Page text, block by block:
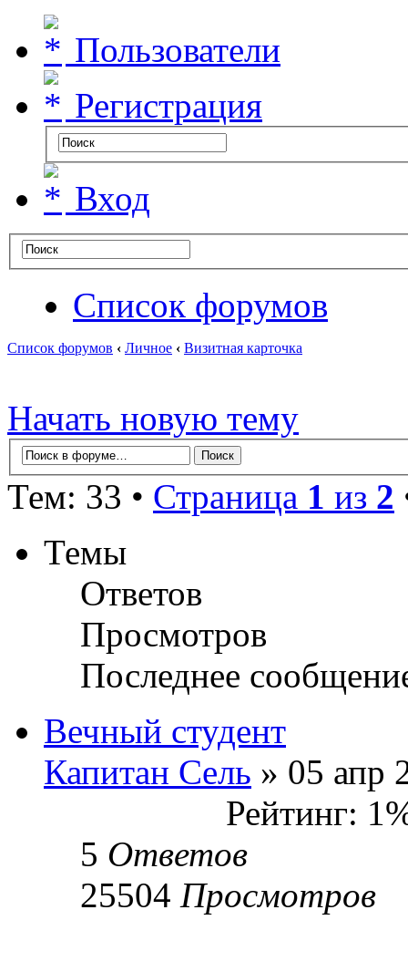
Пользователи
Регистрация
Вход
Список форумов
Список форумов ‹ Личное ‹ Визитная карточка
Начать новую тему
Тем: 33 • Страница 1 из 2
Темы
Ответов
Просмотров
Последнее
Вечный студент
Капитан Сель » 05 апр
Рейтинг:
5 Ответов
25504 Просмотров